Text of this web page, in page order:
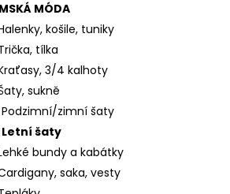
MÓDA
košile, tuniky
tílka
3/4 kalhoty
sukně
Podzimní/zimní šaty
Letní šaty
bundy a kabátky
saka, vesty